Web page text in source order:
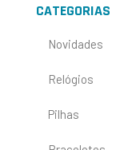
CATEGORIAS
Novidades
Relógios
Pilhas